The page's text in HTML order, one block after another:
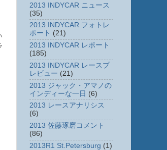
2013 INDYCAR ニュース
(35)
2013 INDYCAR フォトレ
ポート (21)
2013 INDYCAR レポート
(185)
2013 INDYCAR レースプ
レビュー (21)
2013 ジャック・アマノの
インディーな一日 (6)
2013 レースアナリシス
(6)
2013 佐藤琢磨コメント
(86)
2013R1 St.Petersburg (1)